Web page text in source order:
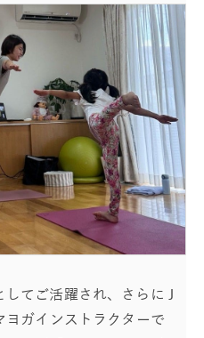
てご活躍され、さらに J
ガインストラクターで